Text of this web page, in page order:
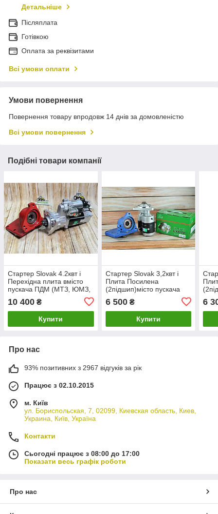
Детальніше
Післяплата
Готівкою
Оплата за реквізитами
Всі умови оплати
Умови повернення
Повернення товару впродовж 14 днів за домовленістю
Всі умови повернення
Подібні товари компанії
Стартер Slovak 4.2квт і
Перехідна плита вмісто
пускача ПДМ (МТЗ, ЮМЗ,
переобладнання)
10 400 ₴
Купити
Стартер Slovak 3,2квт і
Плита Посилена
(2підшип)місто пускача
ПДМ (МТЗ, ЮМЗ, Т-150)
(комплект
переобладнання)
6 500₴
Купити
6
Про нас
93% позитивних з 2967 відгуків за рік
Працює з 02.10.2015
м. Київ
ул. Бориспольская, 7, 02099, Киевская область, Киев,
Украина, Київ, Україна
Контакти
Сьогодні працює з 08:00 до 17:00
Показати весь графік роботи
Про нас